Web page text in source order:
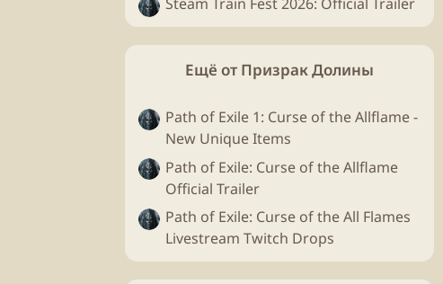
Ещё от Призрак Долины
Path of Exile 1: Curse of the Allflame -
New Unique Items
Path of Exile: Curse of the Allflame
Official Trailer
Path of Exile: Curse of the All Flames
Livestream Twitch Drops